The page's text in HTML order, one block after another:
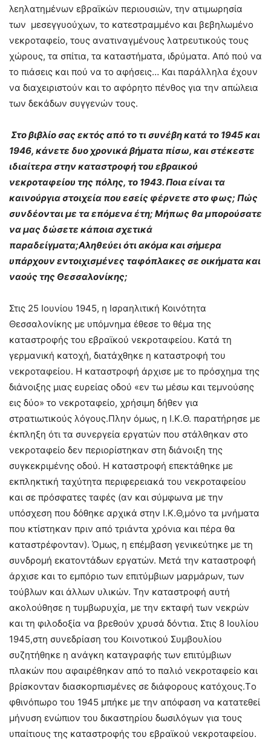
λεηλατημένων εβραϊκών περιουσιών, την ατιμωρησία
των μεσεγγυούχων, το κατεστραμμένο και βεβηλωμένο
νεκροταφείο, τους ανατιναγμένους λατρευτικούς τους
χώρους, τα σπίτια, τα καταστήματα, ιδρύματα. Από πού να
το πιάσεις και πού να το αφήσεις… Και παράλληλα έχουν
να διαχειριστούν και το αφόρητο πένθος για την απώλεια
των δεκάδων συγγενών τους.
Στο βιβλίο σας εκτός από το τι συνέβη κατά το 1945 και
1946, κάνετε δυο χρονικά βήματα πίσω, και στέκεστε
ιδιαίτερα στην καταστροφή του εβραικού
νεκροταφείου της πόλης, το 1943. Ποια είναι τα
καινούργια στοιχεία που εσείς φέρνετε στο φως; Πώς
συνδέονται με τα επόμενα έτη; Μήπως θα μπορούσατε
να μας δώσετε κάποια σχετικά
παραδείγματα;Αληθεύει ότι ακόμα και σήμερα
υπάρχουν εντοιχισμένες ταφόπλακες σε οικήματα και
ναούς της Θεσσαλονίκης;
Στις 25 Ιουνίου 1945, η Ισραηλιτική Κοινότητα
Θεσσαλονίκης με υπόμνημα έθεσε το θέμα της
καταστροφής του εβραϊκού νεκροταφείου. Κατά τη
γερμανική κατοχή, διατάχθηκε η καταστροφή του
νεκροταφείου. Η καταστροφή άρχισε με το πρόσχημα της
διάνοιξης μιας ευρείας οδού «εν τω μέσω και τεμνούσης
εις δύο» το νεκροταφείο, χρήσιμη δήθεν για
στρατιωτικούς λόγους.Πλην όμως, η Ι.Κ.Θ. παρατήρησε με
έκπληξη ότι τα συνεργεία εργατών που στάλθηκαν στο
νεκροταφείο δεν περιορίστηκαν στη διάνοιξη της
συγκεκριμένης οδού. Η καταστροφή επεκτάθηκε με
εκπληκτική ταχύτητα περιφερειακά του νεκροταφείου
και σε πρόσφατες ταφές (αν και σύμφωνα με την
υπόσχεση που δόθηκε αρχικά στην Ι.Κ.Θ,μόνο τα μνήματα
που κτίστηκαν πριν από τριάντα χρόνια και πέρα θα
καταστρέφονταν). Όμως, η επέμβαση γενικεύτηκε με τη
συνδρομή εκατοντάδων εργατών. Μετά την καταστροφή
άρχισε και το εμπόριο των επιτύμβιων μαρμάρων, των
τούβλων και άλλων υλικών. Την καταστροφή αυτή
ακολούθησε η τυμβωρυχία, με την εκταφή των νεκρών
και τη φιλοδοξία να βρεθούν χρυσά δόντια. Στις 8 Ιουλίου
1945,στη συνεδρίαση του Κοινοτικού Συμβουλίου
συζητήθηκε η ανάγκη καταγραφής των επιτύμβιων
πλακών που αφαιρέθηκαν από το παλιό νεκροταφείο και
βρίσκονταν διασκορπισμένες σε διάφορους κατόχους.Tο
φθινόπωρο του 1945 μπήκε με την απόφαση να κατατεθεί
μήνυση ενώπιον του δικαστηρίου δωσιλόγων για τους
υπαίτιους της καταστροφής του εβραϊκού νεκροταφείου.